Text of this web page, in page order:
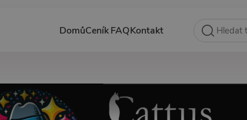
DomůCeníkFAQKontakt